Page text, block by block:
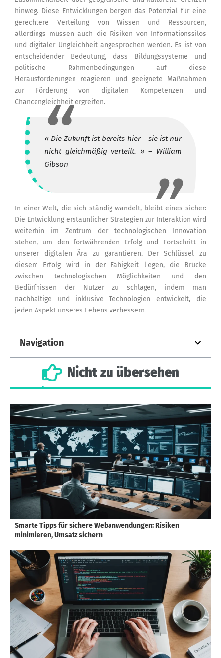
hinweg. Diese Entwicklungen bergen das Potenzial für eine
gerechtere Verteilung von Wissen und Ressourcen,
allerdings müssen auch die Risiken von Informationssilos
und digitaler Ungleichheit angesprochen werden. Es ist von
entscheidender Bedeutung, dass Bildungssysteme und
politische Rahmenbedingungen auf diese
Herausforderungen reagieren und geeignete Maßnahmen
zur Förderung von digitalen Kompetenzen und
Chancengleichheit ergreifen.
« Die Zukunft ist bereits hier – sie ist nur
nicht gleichmäßig verteilt. » – William
Gibson
In einer Welt, die sich ständig wandelt, bleibt eines sicher:
Die Entwicklung erstaunlicher Strategien zur Interaktion wird
weiterhin im Zentrum der technologischen Innovation
stehen, um den fortwährenden Erfolg und Fortschritt in
unserer digitalen Ära zu garantieren. Der Schlüssel zu
diesem Erfolg wird in der Fähigkeit liegen, die Brücke
zwischen technologischen Möglichkeiten und den
Bedürfnissen der Nutzer zu schlagen, indem man
nachhaltige und inklusive Technologien entwickelt, die
jeden Aspekt unseres Lebens verbessern.
Navigation
Nicht zu übersehen
Smarte Tipps für sichere Webanwendungen: Risiken
minimieren, Umsatz sichern